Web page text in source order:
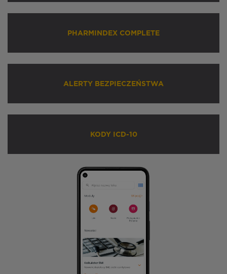
PHARMINDEX COMPLETE
ALERTY BEZPIECZEŃSTWA
KODY ICD-10